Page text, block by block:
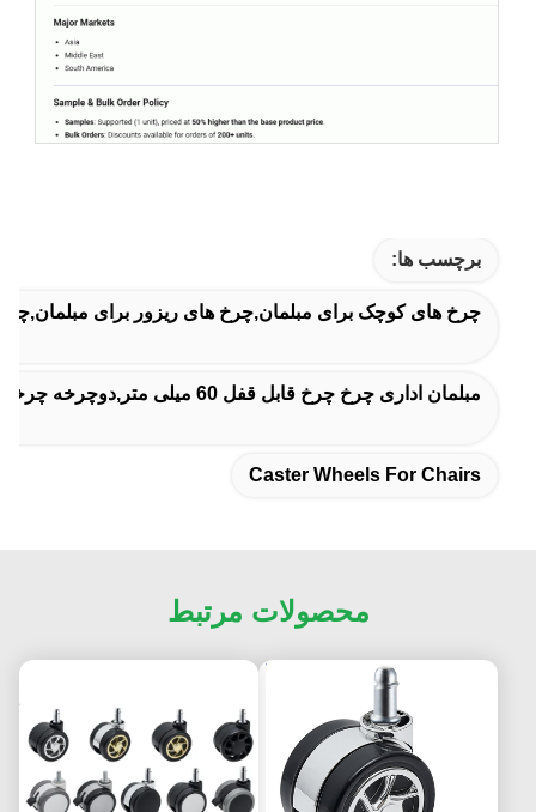
برچسب ها:
چرخ های کوچک برای مبلمان,چرخ های ریزور برای
مبلمان اداری چرخ چرخ قابل قفل 60 میلی متر,دوچرخه چرخدار مبلمان قابل قفل,چرخ چرخ فرش قابل قفل شدن
Caster Wheels For Chairs
محصولات مرتبط